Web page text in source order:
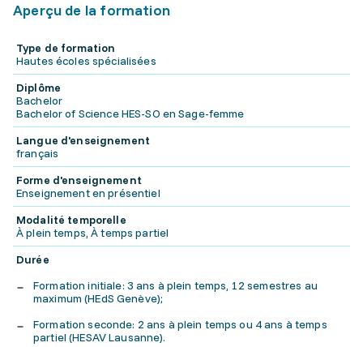
Aperçu de la formation
Type de formation
Hautes écoles spécialisées
Diplôme
Bachelor
Bachelor of Science HES-SO en Sage-femme
Langue d'enseignement
français
Forme d'enseignement
Enseignement en présentiel
Modalité temporelle
À plein temps, À temps partiel
Durée
Formation initiale: 3 ans à plein temps, 12 semestres au
maximum (HEdS Genève);
Formation seconde: 2 ans à plein temps ou 4 ans à temps
partiel (HESAV Lausanne).